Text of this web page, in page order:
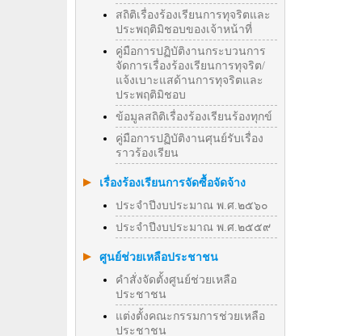
สถิติเรื่องร้องเรียนการทุจริตและ
ประพฤติมิชอบของเจ้าหน้าที่
คู่มือการปฏิบัติงานกระบวนการ
จัดการเรื่องร้องเรียนการทุจริต/
แจ้งเบาะแสด้านการทุจริตและ
ประพฤติมิชอบ
ข้อมูลสถิติเรื่องร้องเรียนร้องทุกข์
คู่มือการปฏิบัติงานศุนย์รับเรื่อง
ราวร้องเรียน
เรื่องร้องเรียนการจัดซื้อจัดจ้าง
ประจำปีงบประมาณ พ.ศ.๒๕๖๐
ประจำปีงบประมาณ พ.ศ.๒๕๕๙
ศูนย์ช่วยเหลือประชาชน
คำสั่งจัดตั้งศูนย์ช่วยเหลือ
ประชาชน
แต่งตั้งคณะกรรมการช่วยเหลือ
ประชาชน